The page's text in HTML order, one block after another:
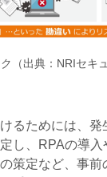
（出典：NRIセキ
るためには、発
し、RPAの導
策定など、事前